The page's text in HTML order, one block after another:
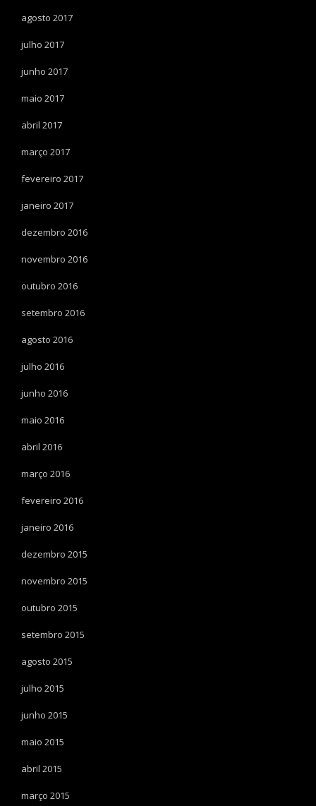
agosto 2017
julho 2017
junho 2017
maio 2017
abril 2017
março 2017
fevereiro 2017
janeiro 2017
dezembro 2016
novembro 2016
outubro 2016
setembro 2016
agosto 2016
julho 2016
junho 2016
maio 2016
abril 2016
março 2016
fevereiro 2016
janeiro 2016
dezembro 2015
novembro 2015
outubro 2015
setembro 2015
agosto 2015
julho 2015
junho 2015
maio 2015
abril 2015
março 2015